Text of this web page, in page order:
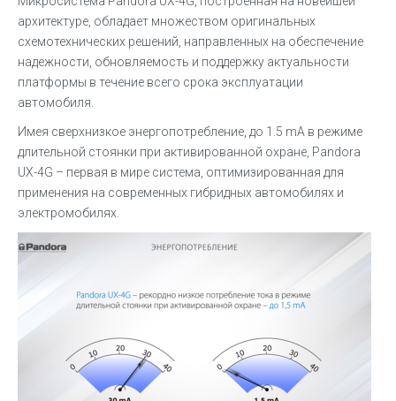
архитектуре, обладает множеством оригинальных
схемотехнических решений, направленных на обеспечение
надежности, обновляемость и поддержку актуальности
платформы в течение всего срока эксплуатации
автомобиля.
Имея сверхнизкое энергопотребление, до 1.5 mA в режиме
длительной стоянки при активированной охране, Pandora
UX-4G – первая в мире система, оптимизированная для
применения на современных гибридных автомобилях и
электромобилях.